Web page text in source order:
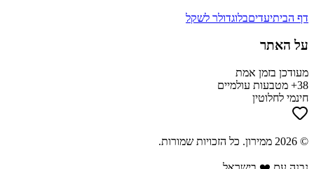
דף הביתיעדיםבלוגדולר לשקל
על האתר
מעודכן בזמן אמת
38+ מטבעות עולמיים
חינמי לחלוטין
©
2026 ממירון. כל הזכויות שמורות.